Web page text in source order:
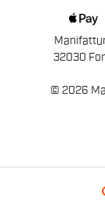
32030
© 2026